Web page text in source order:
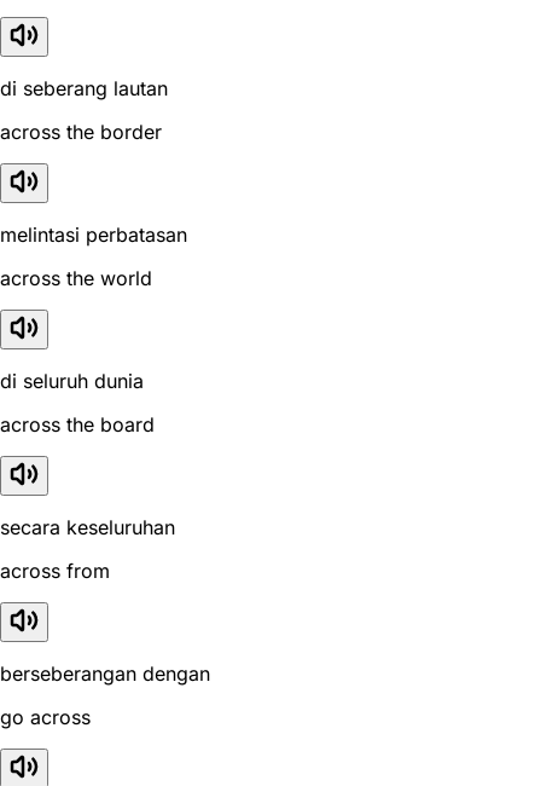
di seberang lautan
across the border
melintasi perbatasan
across the world
di seluruh dunia
across the board
secara keseluruhan
across from
berseberangan dengan
go across